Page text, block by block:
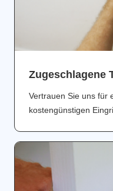
Zugeschlagene
Vertrauen Sie uns für
kostengünstigen